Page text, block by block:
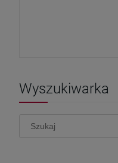
Wyszukiwarka